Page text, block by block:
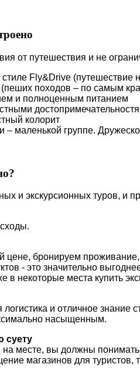
от путешествия и не
Fly&Drive (путешествие
(пеших походов – по самым
и полноценным питанием
колорит
– маленькой группе.
и экскурсионных туров, и
бронируем проживание,
- это значительно
некоторые места купить
и отличное
насыщенным.
суету
месте, вы должны
магазинов для туристов,